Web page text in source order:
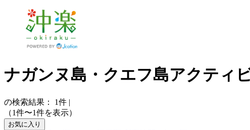
ナガンヌ島・クエフ島アクティ
の検索結果： 1件 |
（1件〜1件を表示）
お気に入り